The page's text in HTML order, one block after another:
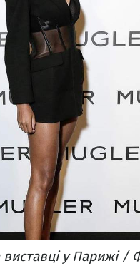
виставці у Парижі /